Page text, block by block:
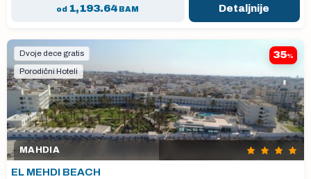
od 1,193.64 BAM Detaljnije
Dvoje dece gratis
Porodični Hoteli
35%
MAHDIA
EL MEHDI BEACH